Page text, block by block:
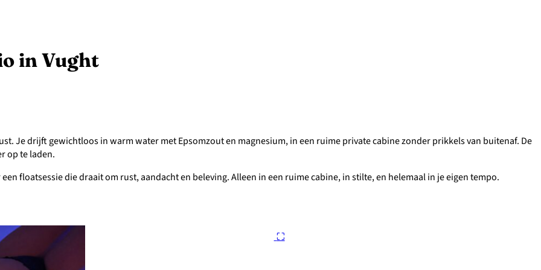
in Vught
Je drijft gewichtloos in warm water met Epsomzout en magnesium, in een ruime private cabine zonder prikkels van buitenaf. De
op te laden.
floatsessie die draait om rust, aandacht en beleving. Alleen in een ruime cabine, in stilte, en helemaal in je eigen tempo.
⛶